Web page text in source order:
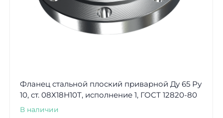
Фланец стальной плоский приварной Ду 65 Ру
10, ст. 08Х18Н10Т, исполнение 1, ГОСТ 12820-80
В наличии